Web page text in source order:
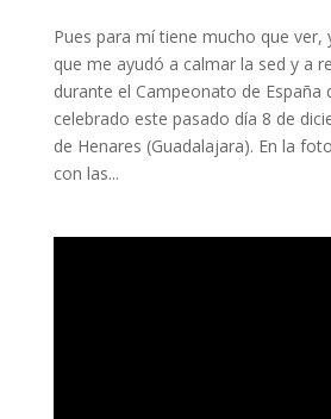
Pues para mí tiene mucho que ver,
que me ayudó a calmar la sed y a
durante el Campeonato de España
celebrado este pasado día 8 de
de Henares (Guadalajara). En la
con las...